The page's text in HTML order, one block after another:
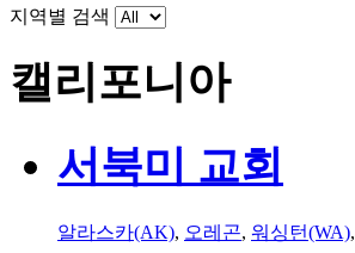
지역별 검색
캘리포니아
서북미 교회
알라스카(AK), 오레곤, 워싱턴(WA),